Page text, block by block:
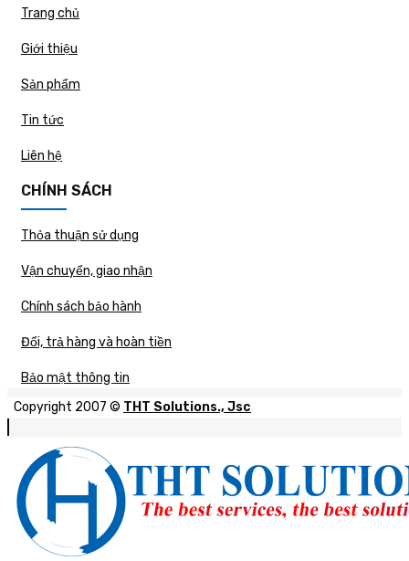
Trang chủ
Giới thiệu
Sản phẩm
Tin tức
Liên hệ
CHÍNH SÁCH
Thỏa thuận sử dụng
Vận chuyển, giao nhận
Chính sách bảo hành
Đổi, trả hàng và hoàn tiền
Bảo mật thông tin
Copyright 2007 © THT Solutions., Jsc